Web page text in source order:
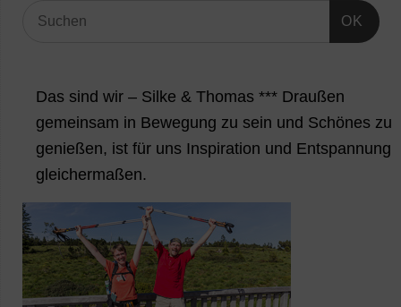
OK
Das sind wir – Silke & Thomas *** Draußen
gemeinsam in Bewegung zu sein und Schönes zu
genießen, ist für uns Inspiration und Entspannung
gleichermaßen.